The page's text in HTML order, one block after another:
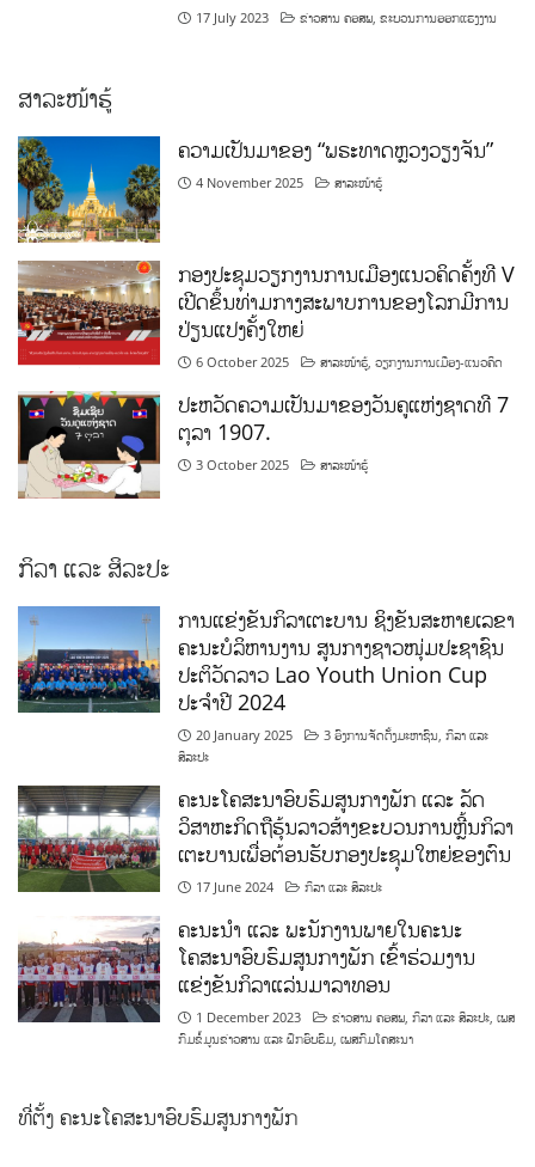
17 July 2023 ຂ່າວສານ ຄອສພ ,ຂະບວນການອອກແຮງງານ
ສາລະໜ້າຮູ້
ຄວາມເປັນມາຂອງ “ພຣະທາດຫຼວງວຽງຈັນ”
4 November 2025 ສາລະໜ້າຮູ້
ກອງປະຊຸມວຽກງານການເມືອງແນວຄິດຄັ້ງທີ V
ເປີດຂຶ້ນທ່າມກາງສະພາບການຂອງໂລກມີການ
ປ່ຽນແປງຄັ້ງໃຫຍ່
6 October 2025 ສາລະໜ້າຮູ້,ວຽກງານການເມືອງ-ແນວຄິດ
ປະຫວັດຄວາມເປັນມາຂອງວັນຄູແຫ່ງຊາດທີ 7
ຕຸລາ 1907.
3 October 2025 ສາລະໜ້າຮູ້
ກິລາ ແລະ ສິລະປະ
ການແຂ່ງຂັນກິລາເຕະບານ ຊິງຂັນສະຫາຍເລຂາ
ຄະນະບໍລິຫານງານ ສູນກາງຊາວໜຸ່ມປະຊາຊົນ
ປະຕິວັດລາວ Lao Youth Union Cup
ປະຈຳປີ 2024
20 January 2025 3 ອົງການຈັດຕັ້ງມະຫາຊົນ ,ກິລາ ແລະ
ສິລະປະ
ຄະນະໂຄສະນາອົບຮົມສູນກາງພັກ ແລະ ລັດ
ວິສາຫະກິດຖືຮຸ້ນລາວສ້າງຂະບວນການຫຼີ້ນກິລາ
ເຕະບານເພື່ອຕ້ອນຮັບກອງປະຊຸມໃຫຍ່ຂອງຕົນ
17 June 2024 ກິລາ ແລະ ສິລະປະ
ຄະນະນຳ ແລະ ພະນັກງານພາຍໃນຄະນະ
ໂຄສະນາອົບຮົມສູນກາງພັກ ເຂົ້າຮ່ວມງານ
ແຂ່ງຂັນກິລາແລ່ນມາລາທອນ
1 December 2023 ຂ່າວສານ ຄອສພ ,ກິລາ ແລະ ສິລະປະ ,ເພສ
ກົມຂໍ້ມູນຂ່າວສານ ແລະ ຝຶກອົບຮົມ ,ເພສກົມໂຄສະນາ
ທີ່ຕັ້ງ ຄະນະໂຄສະນາອົບຮົມສູນກາງພັກ